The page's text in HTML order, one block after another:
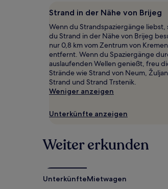
gefunden
wurde.
Preise
und
Verfügbarkeiten
können
sich
ändern.
Es
können
Bedingungen
Strand in der Nähe von Brijeg
Wenn du Strandspaziergänge liebst,
du Strand in der Nähe von Brijeg
nur 0,8 km vom Zentrum von
entfernt. Wenn du Spaziergänge
auslaufenden Wellen genießt, freu
Strände wie Strand von Neum,
Strand und Strand Trstenik.
Weniger anzeigen
Unterkünfte anzeigen
Weiter erkunden
UnterkünfteMietwagen